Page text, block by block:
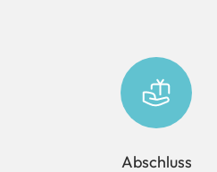
Abschluss